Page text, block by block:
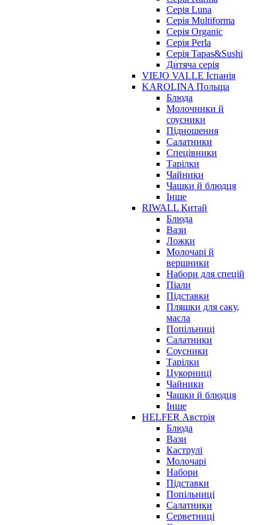
Серія Luna
Серія Multiforma
Серія Organic
Серія Perla
Серія Tapas&Sushi
Дитяча серія
VIEJO VALLE Іспанія
KAROLINA Польща
Блюда
Молочники й
соусники
Підношення
Салатники
Спецівники
Тарілки
Чайники
Чашки й блюдця
Інше
RIWALL Китай
Блюда
Вази
Ложки
Молочарі й
вершники
Набори для спецій
Піали
Підставки
Пляшки для саку,
масла
Попільниці
Салатники
Соусники
Тарілки
Цукорниці
Чайники
Чашки й блюдця
Інше
HELFER Австрія
Блюда
Вази
Каструлі
Молочарі
Набори
Підставки
Попільниці
Салатники
Серветниці